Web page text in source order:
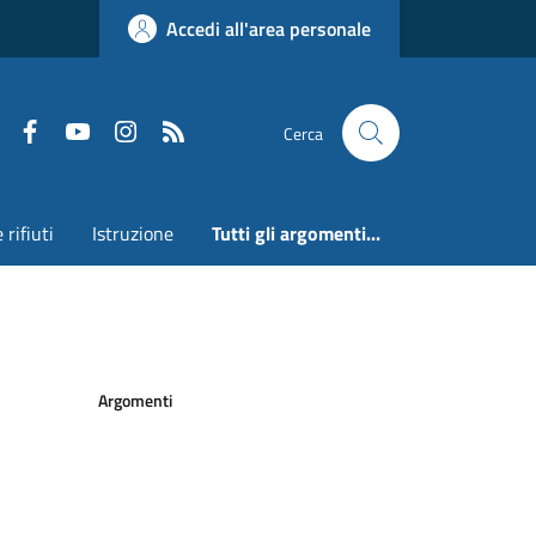
Accedi all'area personale
FaceboookYoutubeInstagram Cerca
rifiuti Istruzione Tutti gli argomenti...
Argomenti